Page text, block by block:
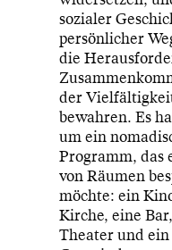
sozialer
persönlicher
die
der
bewahren. Es
um ein
Programm, das
von Räumen
möchte: ein
Kirche, eine
Theater und ein